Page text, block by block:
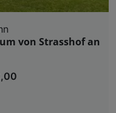
von Strasshof an